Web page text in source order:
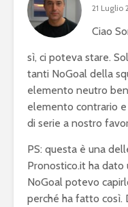
21 Luglio
Ciao
sì, ci poteva stare.
tanti NoGoal della
elemento neutro
elemento contrario
di serie a nostro
PS: questa è una
Pronostico.it ha
NoGoal potevo
perché ha fatto così.